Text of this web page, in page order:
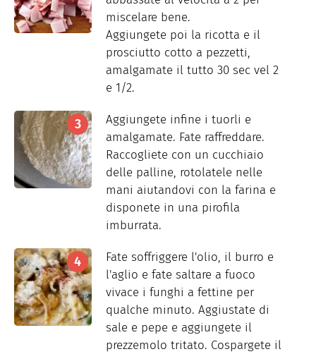
miscelare bene.
Aggiungete poi la ricotta e il
prosciutto cotto a pezzetti,
amalgamate il tutto 30 sec vel 2
e 1/2.
Aggiungete infine i tuorli e
amalgamate. Fate raffreddare.
Raccogliete con un cucchiaio
delle palline, rotolatele nelle
mani aiutandovi con la farina e
disponete in una pirofila
imburrata.
Fate soffriggere l'olio, il burro e
l'aglio e fate saltare a fuoco
vivace i funghi a fettine per
qualche minuto. Aggiustate di
sale e pepe e aggiungete il
prezzemolo tritato. Cospargete il